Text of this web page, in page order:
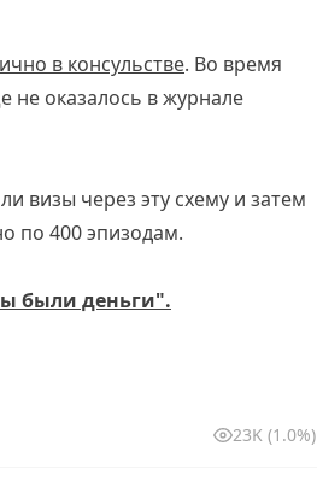
в консульстве. Во время
не оказалось в журнале
визы через эту схему и затем
по 400 эпизодам.
были деньги".
23K (1.0%)